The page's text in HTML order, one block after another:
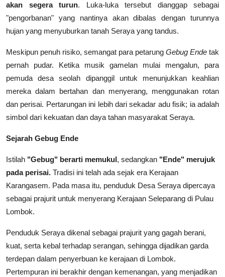
akan segera turun. Luka-luka tersebut dianggap sebagai
"pengorbanan" yang nantinya akan dibalas dengan turunnya
hujan yang menyuburkan tanah Seraya yang tandus.
Meskipun penuh risiko, semangat para petarung Gebug Ende tak
pernah pudar. Ketika musik gamelan mulai mengalun, para
pemuda desa seolah dipanggil untuk menunjukkan keahlian
mereka dalam bertahan dan menyerang, menggunakan rotan
dan perisai. Pertarungan ini lebih dari sekadar adu fisik; ia adalah
simbol dari kekuatan dan daya tahan masyarakat Seraya.
Sejarah Gebug Ende
Istilah "Gebug" berarti memukul , sedangkan "Ende" merujuk
pada perisai. Tradisi ini telah ada sejak era Kerajaan
Karangasem. Pada masa itu, penduduk Desa Seraya dipercaya
sebagai prajurit untuk menyerang Kerajaan Seleparang di Pulau
Lombok.
Penduduk Seraya dikenal sebagai prajurit yang gagah berani,
kuat, serta kebal terhadap serangan, sehingga dijadikan garda
terdepan dalam penyerbuan ke kerajaan di Lombok.
Pertempuran ini berakhir dengan kemenangan, yang menjadikan